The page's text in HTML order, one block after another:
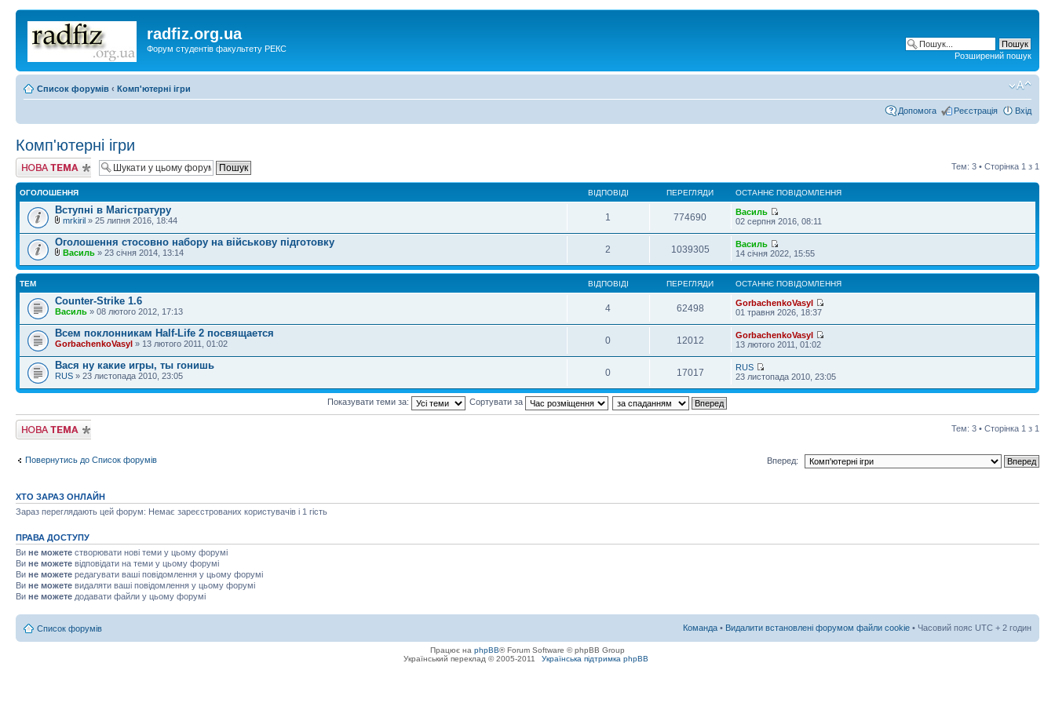
radfiz.org.ua
Форум студентів факультету РЕКС
Розширений пошук
Список форумів ‹ Комп'ютерні ігри
Допомога Реєстрація Вхід
Комп'ютерні ігри
Створити нову
тему
Тем: 3 • Сторінка 1 з 1
ОГОЛОШЕННЯ ВІДПОВІДІ ПЕРЕГЛЯДИ ОСТАННЄ ПОВІДОМЛЕННЯ
Вступні в Магістратуру
mrkiril » 25 липня 2016, 18:44 1 774690
Василь
02 серпня 2016, 08:11
Оголошення стосовно набору на військову підготовку
Василь » 23 січня 2014, 13:14 2 1039305
Василь
14 січня 2022, 15:55
ТЕМ ВІДПОВІДІ ПЕРЕГЛЯДИ ОСТАННЄ ПОВІДОМЛЕННЯ
Counter-Strike 1.6
Василь » 08 лютого 2012, 17:13 4 62498
GorbachenkoVasyl
01 травня 2026, 18:37
Всем поклонникам Half-Life 2 посвящается
GorbachenkoVasyl » 13 лютого 2011, 01:02 0 12012
GorbachenkoVasyl
13 лютого 2011, 01:02
Вася ну какие игры, ты гонишь
RUS » 23 листопада 2010, 23:05 0 17017
RUS
23 листопада 2010, 23:05
Показувати теми за: Сортувати за
Створити нову
тему
Тем: 3 • Сторінка 1 з 1
Повернутись до Список форумів Вперед:
ХТО ЗАРАЗ ОНЛАЙН
Зараз переглядають цей форум: Немає зареєстрованих користувачів і 1 гість
ПРАВА ДОСТУПУ
Ви не можете створювати нові теми у цьому форумі
Ви не можете відповідати на теми у цьому форумі
Ви не можете редагувати ваші повідомлення у цьому форумі
Ви не можете видаляти ваші повідомлення у цьому форумі
Ви не можете додавати файли у цьому форумі
Список форумів Команда • Видалити встановлені форумом файли cookie • Часовий пояс UTC + 2 годин
Працює на phpBB® Forum Software © phpBB Group
Український переклад © 2005-2011
Українська підтримка phpBB